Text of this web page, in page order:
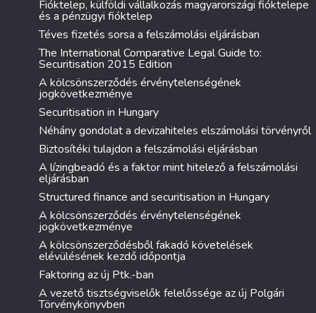
Fióktelep, külföldi vállalkozás magyarországi fióktelepe
és a pénzügyi fióktelep
Téves fizetés sorsa a felszámolási eljárásban
The International Comparative Legal Guide to:
Securitisation 2015 Edition
A kölcsönszerződés érvénytelenségének
jogkövetkezménye
Securitisation in Hungary
Néhány gondolat a devizahiteles elszámolási törvényről
Biztosítéki tulajdon a felszámolási eljárásban
A lízingbeadó és a faktor mint hitelező a felszámolási
eljárásban
Structured finance and securitisation in Hungary
A kölcsönszerződés érvénytelenségének
jogkövetkezménye
A kölcsönszerződésből fakadó követelések
elévülésének kezdő időpontja
Faktoring az új Ptk.-ban
A vezető tisztségviselők felelőssége az új Polgári
Törvénykönyvben